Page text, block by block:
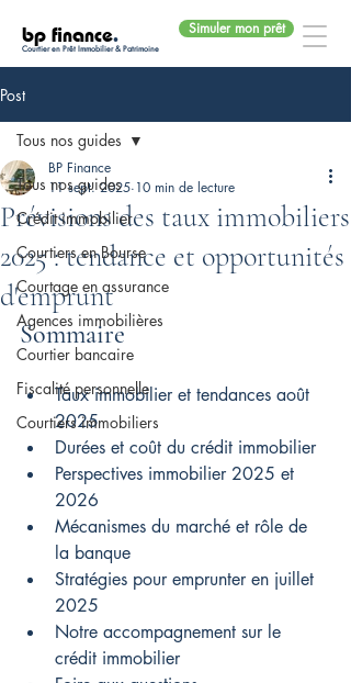
bp finance.
Courtier en Prêt Immobilier & Patrimoine
Simuler mon prêt
Post
Tous nos guides
Crédit immobilier
Courtiers en Bourse
Courtage en assurance
Agences immobilières
Courtier bancaire
Fiscalité personnelle
Courtiers immobiliers
Tous nos guides
Prévisions des taux immobiliers
2025 : tendance et opportunités
d'emprunt
BP Finance
11 sept. 2025 10 min de lecture
Sommaire
Taux immobilier et tendances août
2025
Durées et coût du crédit immobilier
Perspectives immobilier 2025 et
2026
Mécanismes du marché et rôle de
la banque
Stratégies pour emprunter en juillet
2025
Notre accompagnement sur le
crédit immobilier